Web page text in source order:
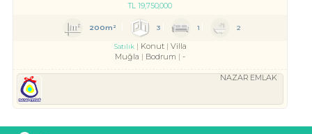
TL19,750,000
200m² 3 1 2
Satılık Konut
Villa
Muğla
Bodrum -
NAZAR EMLAK